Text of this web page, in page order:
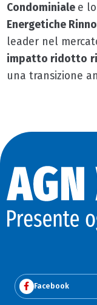
Condominiale e
Energetiche
leader nel
impatto ridotto
una transizione
Facebook